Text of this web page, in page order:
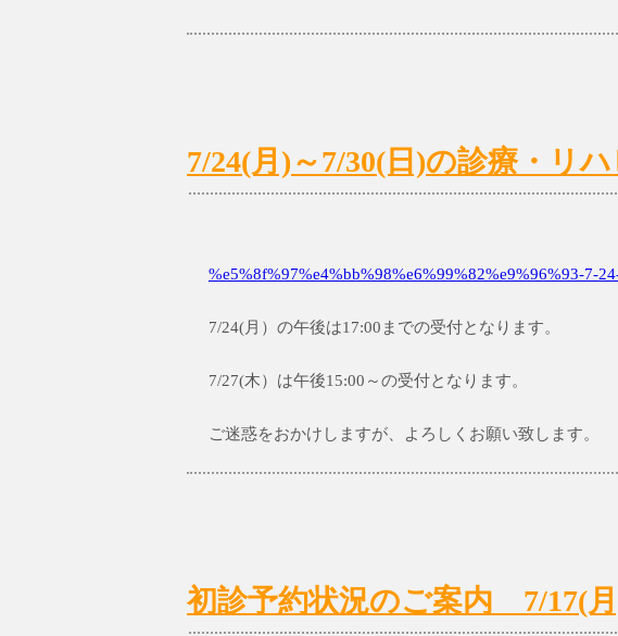
7/24(月)～7/30(日)の診療・リ
%e5%8f%97%e4%bb%98%e6%99%82%e9%96%93-7-
7/24(月）の午後は17:00までの受付となります。
7/27(木）は午後15:00～の受付となります。
ご迷惑をおかけしますが、よろしくお願い致します。
初診予約状況のご案内 7/17(月